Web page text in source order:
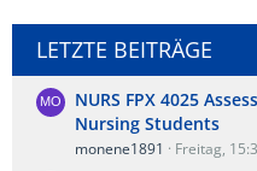
LETZTE BEITRÄGE
NURS FPX 4025
Nursing Students
monene1891 Freitag,